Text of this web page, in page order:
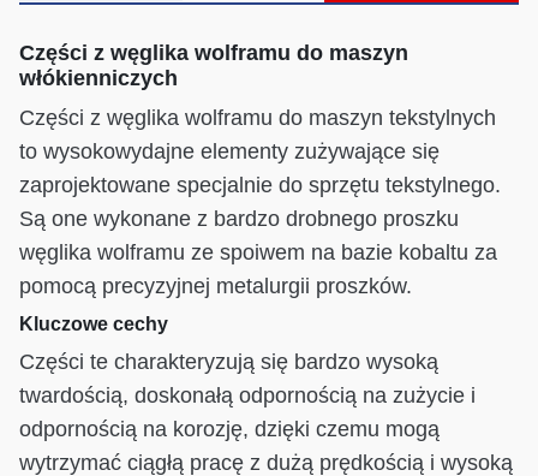
Części z węglika wolframu do maszyn
włókienniczych
Części z węglika wolframu do maszyn tekstylnych
to wysokowydajne elementy zużywające się
zaprojektowane specjalnie do sprzętu tekstylnego.
Są one wykonane z bardzo drobnego proszku
węglika wolframu ze spoiwem na bazie kobaltu za
pomocą precyzyjnej metalurgii proszków.
Kluczowe cechy
Części te charakteryzują się bardzo wysoką
twardością, doskonałą odpornością na zużycie i
odpornością na korozję, dzięki czemu mogą
wytrzymać ciągłą pracę z dużą prędkością i wysoką